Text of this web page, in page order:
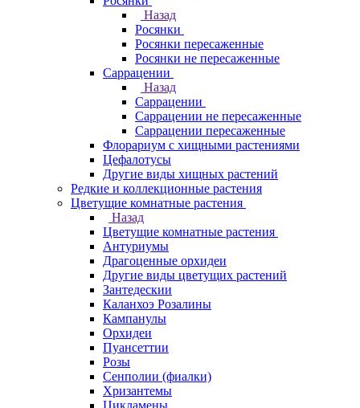
Назад
Росянки
Росянки пересаженные
Росянки не пересаженные
Саррацении
Назад
Саррацении
Саррацении не пересаженные
Саррацении пересаженные
Флорариум с хищными растениями
Цефалотусы
Другие виды хищных растений
Редкие и коллекционные растения
Цветущие комнатные растения
Назад
Цветущие комнатные растения
Антуриумы
Драгоценные орхидеи
Другие виды цветущих растений
Зантедескии
Каланхоэ Розалины
Кампанулы
Орхидеи
Пуансеттии
Розы
Сенполии (фиалки)
Хризантемы
Цикламены